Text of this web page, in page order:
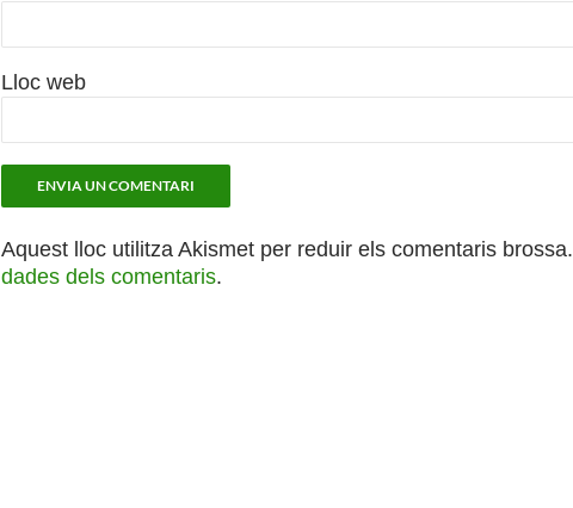
Lloc web
Aquest lloc utilitza Akismet per reduir els comentaris brossa.
dades dels comentaris.